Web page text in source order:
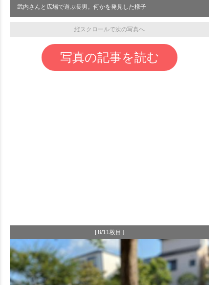
武内さんと広場で遊ぶ長男。何かを発見した様子
縦スクロールで次の写真へ
写真の記事を読む
[ 8/11枚目 ]